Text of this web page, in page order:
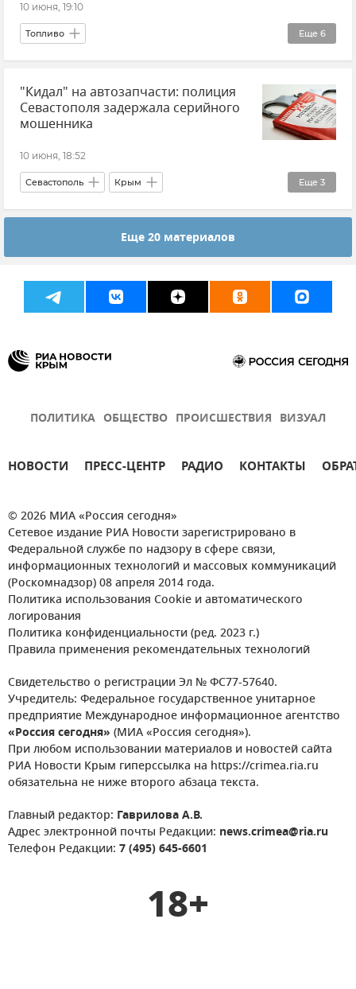
10 июня, 19:10
Еще 6
Топливо
МВД РФ (Министерство внутренних дел Российской Федерации)
Транспорт Автомобиль Бензин
Новости
"Кидал" на автозапчасти: полиция
Севастополя задержала серийного
мошенника
10 июня, 18:52
Еще 3
Севастополь Крым
Новости Севастополя Мошенничество
Полиция СевастополяЕще 20 материалов
ПОЛИТИКА ОБЩЕСТВО ПРОИСШЕСТВИЯ ВИЗУАЛ
НОВОСТИ ПРЕСС-ЦЕНТР РАДИО КОНТАКТЫ
© 2026 МИА «Россия сегодня»
Сетевое издание РИА Новости зарегистрировано в
Федеральной службе по надзору в сфере связи,
информационных технологий и массовых коммуникаций
(Роскомнадзор) 08 апреля 2014 года.
Политика использования Cookie и автоматического
логирования
Политика конфиденциальности (ред. 2023 г.)
Правила применения рекомендательных технологий
Свидетельство о регистрации Эл № ФС77-57640.
Учредитель: Федеральное государственное унитарное
предприятие Международное информационное агентство
«Россия сегодня» (МИА «Россия сегодня»).
При любом использовании материалов и новостей сайта
РИА Новости Крым гиперссылка на https://crimea.ria.ru
обязательна не ниже второго абзаца текста.
Главный редактор: Гаврилова А.В.
Адрес электронной почты Редакции: news.crimea@ria.ru
Телефон Редакции: 7 (495) 645-6601
18+